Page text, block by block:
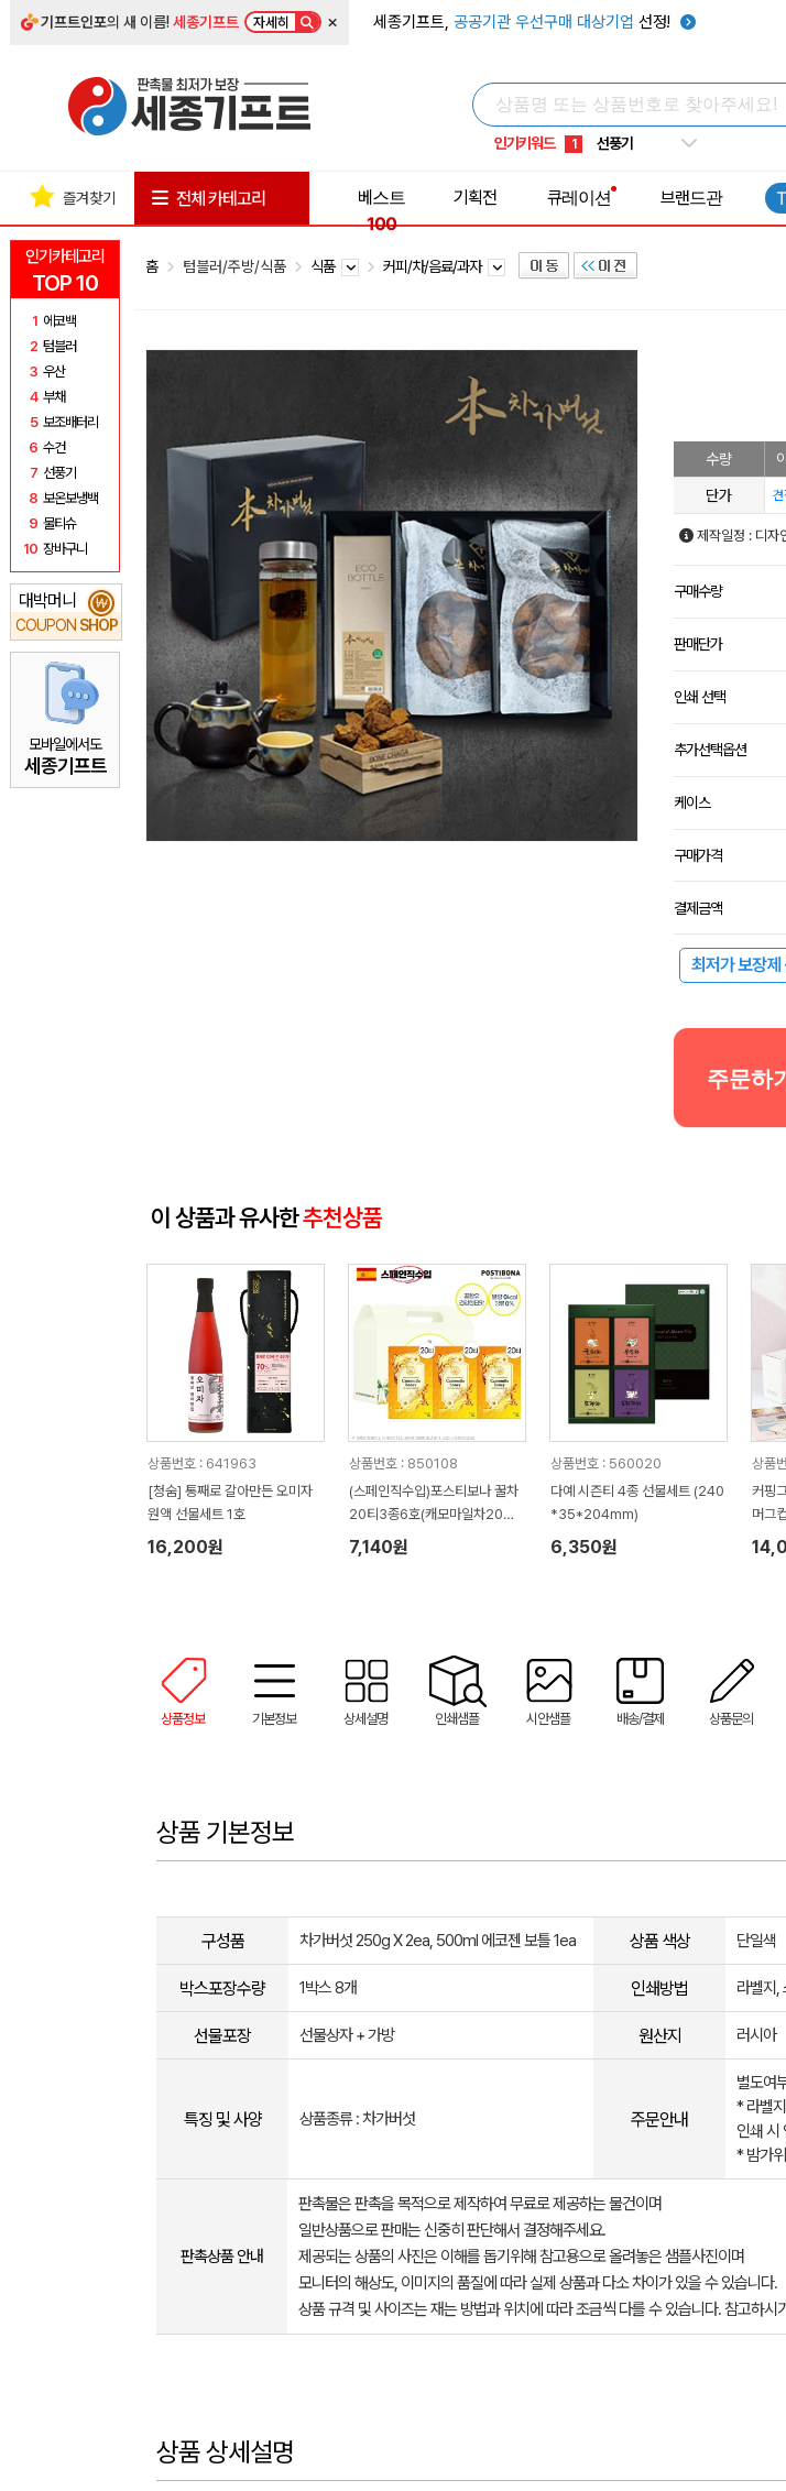
기프트인포의 새 이름!세종기프트 자세히 × 세종기프트, 공공기관 우선구매 대상기업 선정!
인기키워드
1 선풍기
2 부채
4 보온보냉백
6 우산
10 타포린가방
선풍기
인기카테고리
TOP 10
1 에코백
2 텀블러
3 우산
4 부채
5 보조배터리
6 수건
7 선풍기
8 보온보냉백
9 물티슈
10 장바구니
대박머니
COUPON SHOP
₩
모바일에서도
세종기프트
즐겨찾기 전체 카테고리
베스트
100
기획전 큐레이션 브랜드관
홈 텀블러/주방/식품 식품 커피/차/음료/과자
수량
단가 견
제작일정 : 디자
구매수량
판매단가
인쇄 선택
추가선택옵션
케이스
구매가격
결제금액
최저가 보장제
주문하기
이 상품과 유사한추천상품
상품번호 : 641963
[청숨] 통째로 갈아만든 오미자
원액 선물세트 1호
16,200원
상품번호 : 850108
(스페인직수입)포스티보나 꿀차
20티3종6호(캐모마일차20티3
P)60티
7,140원
상품번호 : 560020
다예 시즌티 4종 선물세트 (240
*35*204mm)
6,350원
상품
커핑
머그
상품정보 기본정보 상세설명 인쇄샘플 시안샘플 배송/결제 상품문의
상품 기본정보
구성품 차가버섯 250g X 2ea, 500ml 에코젠 보틀 1ea 상품 색상 단일색
박스포장수량 1박스 8개 인쇄방법 라벨지,
선물포장 선물상자 + 가방 원산지 러시아
특징 및 사양 상품종류 : 차가버섯 주문안내
별도여
* 라벨
인쇄 시
* 밤가
판촉상품 안내
판촉물은 판촉을 목적으로 제작하여 무료로 제공하는 물건이며
일반상품으로 판매는 신중히 판단해서 결정해주세요.
제공되는 상품의 사진은 이해를 돕기위해 참고용으로 올려놓은 샘플사진이며
모니터의 해상도, 이미지의 품질에 따라 실제 상품과 다소 차이가 있을 수 있습니다.
상품 규격 및 사이즈는 재는 방법과 위치에 따라 조금씩 다를 수 있습니다. 참고하시
상품 상세설명